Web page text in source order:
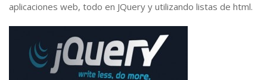
aplicaciones web, todo en JQuery y utilizando listas de html.